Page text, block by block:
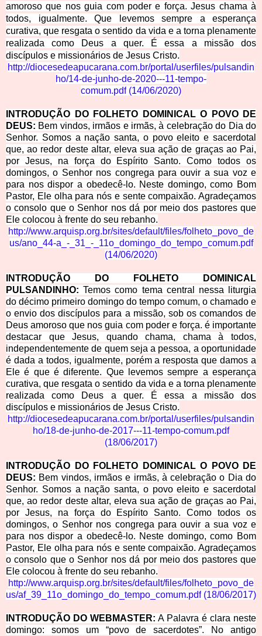
amoroso que nos guia com poder e força. Jesus chama à
todos, igualmente. Que levemos sempre a esperança
curativa, que resgata o sentido da vida e a torna plenamente
realizada como Deus a quer. É essa a missão dos
discípulos e missionários de Jesus Cristo.
http://diocesedeapucarana.com.br/portal/userfiles/pulsandin
ho/14-de-junho-de-2020---11-tempo-
comum.pdf (14/06/2020)
INTRODUÇÃO DO FOLHETO DOMINICAL O POVO DE
DEUS: Bem vindos, irmãos e irmãs, à celebração do Dia do
Senhor. Somos a nação santa, o povo eleito e sacerdotal
que, ao redor deste altar, eleva sua ação de graças ao Pai,
por Jesus, na força do Espírito Santo. Como todos os
domingos, o Senhor nos congrega para ouvir a sua voz e
para nos dispor a obedecê-lo. Neste domingo, como Bom
Pastor, Ele olha para nós e sente compaixão. Agradeçamos
o consolo que o Senhor nos dá por meio dos pastores que
Ele colocou à frente do seu rebanho.
http://www.arquisp.org.br/sites/default/files/folheto_povo_de
us/ano_44-a_-_31_-_11o_domingo_do_tempo_comum.pdf
(14/06/2020)
INTRODUÇÃO DO FOLHETO DOMINICAL
PULSANDINHO: Temos como tema central nessa liturgia
do décimo primeiro domingo do tempo comum, o chamado e
o envio dos discípulos para a missão, sob os comandos de
Deus amoroso que nos guia com poder e força. é importante
destacar que Jesus, quando chama, chama à todos,
independentemente de quem seja a pessoa, a oportunidade
é dada a todos, igualmente, porém a resposta que damos a
Ele é que é diferente. Que levemos sempre a esperança
curativa, que resgata o sentido da vida e a torna plenamente
realizada como Deus a quer. É essa a missão dos
discípulos e missionários de Jesus Cristo.
http://diocesedeapucarana.com.br/portal/userfiles/pulsandin
ho/18-de-junho-de-2017---11-tempo-comum.pdf
(18/06/2017)
INTRODUÇÃO DO FOLHETO DOMINICAL O POVO DE
DEUS: Bem vindos, irmãos e irmãs, à celebração o Dia do
Senhor. Somos a nação santa, o povo eleito e sacerdotal
que, ao redor deste altar, eleva sua ação de graças ao Pai,
por Jesus, na força do Espírito Santo. Como todos os
domingos, o Senhor nos congrega para ouvir a sua voz e
para nos dispor a obedecê-lo. Neste domingo, como Bom
Pastor, Ele olha para nós e sente compaixão. Agradeçamos
o consolo que o Senhor nos dá por meio dos pastores que
Ele colocou à frente do seu rebanho.
http://www.arquisp.org.br/sites/default/files/folheto_povo_de
us/af_39_11o_domingo_do_tempo_comum.pdf (18/06/2017)
INTRODUÇÃO DO WEBMASTER: A Palavra é clara neste
domingo: somos um “povo de sacerdotes”. No antigo